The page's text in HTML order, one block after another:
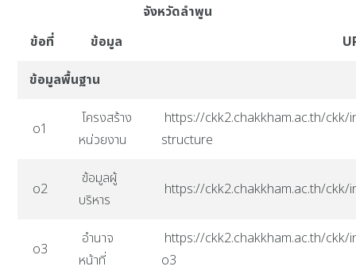
จังหวัดลำพูน
ข้อที่
ข้อมูล
ข้อมูลพื้นฐาน
o1
โครงสร้าง
หน่วยงาน
https://ckk2.chakkham.ac.th/
structure
o2
ข้อมูลผู้
บริหาร
https://ckk2.chakkham.ac.th/
o3
อำนาจ
หน้าที่
https://ckk2.chakkham.ac.th/
o3